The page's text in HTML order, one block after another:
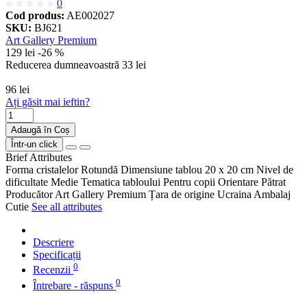
0
Cod produs: AE002027
SKU: BJ621
Art Gallery Premium
129 lei -26 %
Reducerea dumneavoastră 33 lei
96 lei
Ați găsit mai ieftin?
Adaugă în Coș
Într-un click
Brief Attributes
Forma cristalelor Rotundă Dimensiune tablou 20 x 20 cm Nivel de
dificultate Medie Tematica tabloului Pentru copii Orientare Pătrat
Producător Art Gallery Premium Țara de origine Ucraina Ambalaj
Cutie See all attributes
Descriere
Specificații
Recenzii 0
Întrebare - răspuns 0